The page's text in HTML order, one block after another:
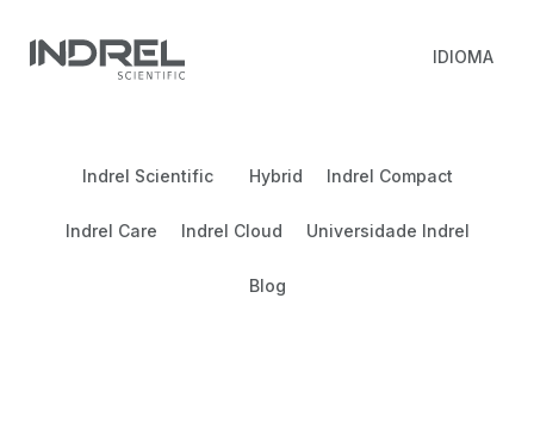
IDIOMA
Indrel Scientific Hybrid Indrel Compact
Indrel Care Indrel Cloud Universidade Indrel
Blog